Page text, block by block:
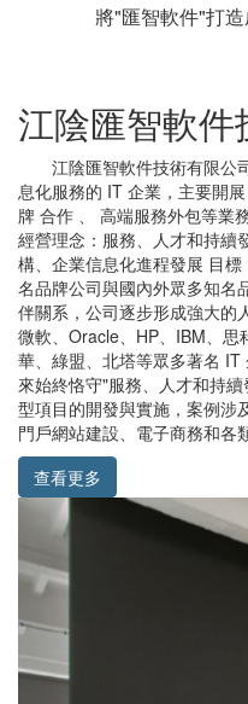
將"匯智軟件"打
江陰匯智軟件
江陰匯智軟件技術有限公
息化服務的 IT 企業，主要開
牌 合作 、 高端服務外包等業
經營理念：服務、人才和持續
構、企業信息化進程發展 目
名品牌公司與國內外眾多知名
伴關系，公司逐步形成強大的
微軟、Oracle、HP、IBM、
華、綠盟、北塔等眾多著名
來始終恪守"服務、人才和持
型項目的開發與實施，案例涉
門戶網站建設、電子商務和各
查看更多